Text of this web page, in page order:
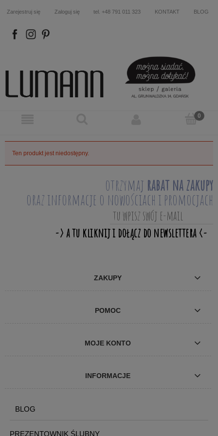
Zarejestruj się Zaloguj się tel. +48 791 011 323 KONTAKT BLOG
FB IN P
Ten produkt jest niedostępny.
otrzymaj rabat na zakupy
oraz informacje o nowościach i promocjach
ZAKUPY
POMOC
MOJE KONTO
INFORMACJE
BLOG
PREZENTOWNIK ŚLUBNY